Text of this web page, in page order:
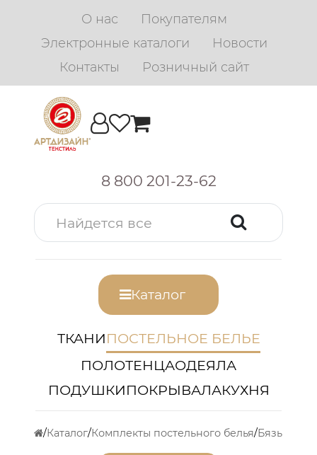
О нас
Покупателям
Электронные каталоги
Новости
Контакты
Розничный сайт
8 800 201-23-62
Каталог
ТКАНИПОСТЕЛЬНОЕ БЕЛЬЕ
ПОЛОТЕНЦАОДЕЯЛА
ПОДУШКИПОКРЫВАЛАКУХНЯ
Каталог Комплекты постельного белья Бязь